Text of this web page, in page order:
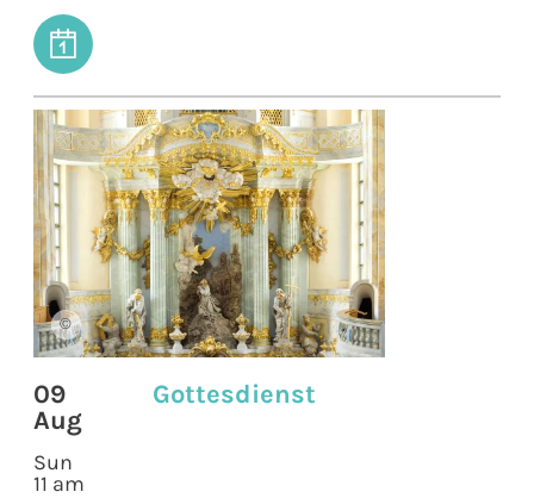
©
09
Aug
Sun
11 am
Gottesdienst